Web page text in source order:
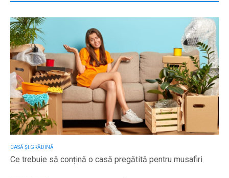
CASĂ ȘI GRĂDINĂ
Ce trebuie să conțină o casă pregătită pentru musafiri